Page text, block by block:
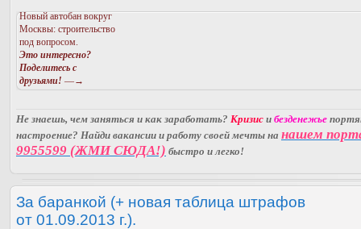
Новый автобан вокруг
Москвы: строительство
под вопросом.
Это интересно?
Поделитесь с
друзьями! —→
Не знаешь, чем заняться и как заработать? Кризис и безденежье
настроение? Найди вакансии и работу своей мечты на нашем
9955599 (ЖМИ СЮДА!) быстро и легко!
За баранкой (+ новая таблица штрафов
от 01.09.2013 г.).